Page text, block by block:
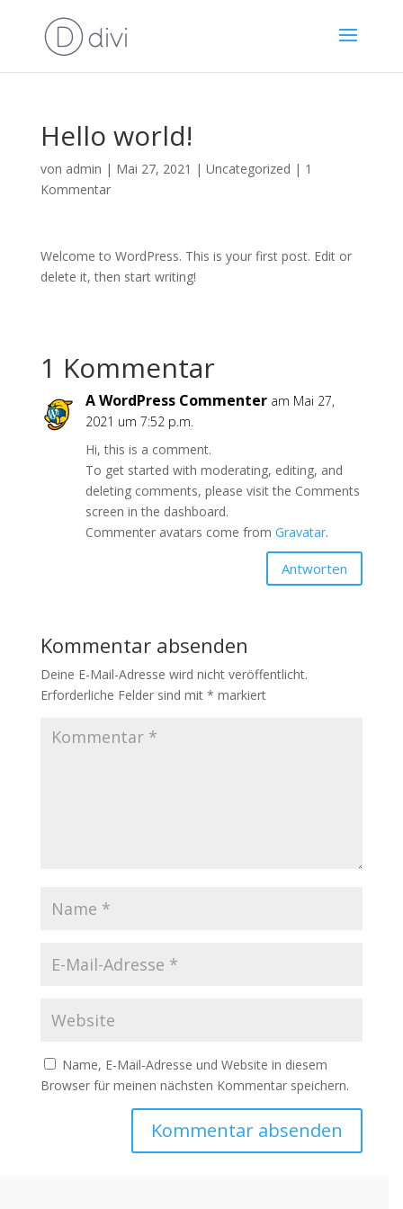
Hello world!
von admin | Mai 27, 2021 | Uncategorized | 1
Kommentar
Welcome to WordPress. This is your first post. Edit or
delete it, then start writing!
1 Kommentar
A WordPress Commenter am Mai 27,
2021 um 7:52 p.m.
Hi, this is a comment.
To get started with moderating, editing, and
deleting comments, please visit the Comments
screen in the dashboard.
Commenter avatars come from Gravatar.
Antworten
Kommentar absenden
Deine E-Mail-Adresse wird nicht veröffentlicht.
Erforderliche Felder sind mit * markiert
Name, E-Mail-Adresse und Website in diesem
Browser für meinen nächsten Kommentar speichern.